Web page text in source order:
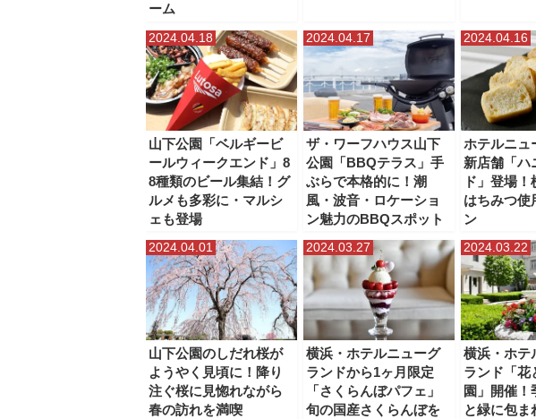
ーム
2024.04.18
山下公園「ベルギービ
ールウィークエンド」8
8種類のビール集結！グ
ルメも多彩に・マルシ
ェも登場
2024.04.17
ザ・ワーフハウス山下
公園「BBQテラス」手
ぶらで本格的に！潮
風・波音・ロケーショ
ン魅力のBBQスポット
2024.04.16
ホテルニュ
新店舗「ハ
ド」登場
はちみつ使
ン
2024.04.01
山下公園のしだれ桜が
ようやく見頃に！降り
注ぐ桜に見惚れながら
春の訪れを満喫
2024.03.27
横浜・ホテルニューグ
ランドから1ヶ月限定
「さくらんぼパフェ」
旬の国産さくらんぼを
2024.03.22
横浜・ホテ
ランド「花
園」開催！
と緑に包ま